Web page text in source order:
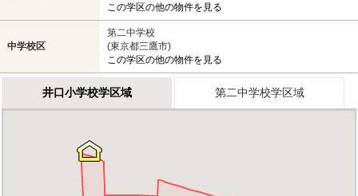
この学区の他の物件を見る
中学校区
第二中学校
(東京都三鷹市)
この学区の他の物件を見る
井口小学校学区域 第二中学校学区域